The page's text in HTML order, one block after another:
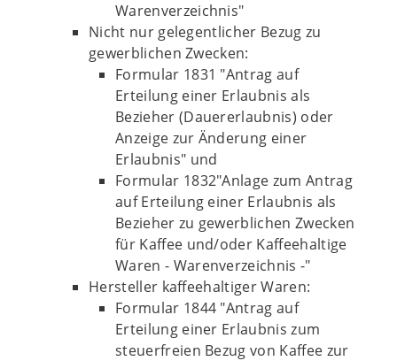
Warenverzeichnis"
Nicht nur gelegentlicher Bezug zu
gewerblichen Zwecken:
Formular 1831 "Antrag auf
Erteilung einer Erlaubnis als
Bezieher (Dauererlaubnis) oder
Anzeige zur Änderung einer
Erlaubnis" und
Formular 1832"Anlage zum Antrag
auf Erteilung einer Erlaubnis als
Bezieher zu gewerblichen Zwecken
für Kaffee und/oder Kaffeehaltige
Waren - Warenverzeichnis -"
Hersteller kaffeehaltiger Waren:
Formular 1844 "Antrag auf
Erteilung einer Erlaubnis zum
steuerfreien Bezug von Kaffee zur